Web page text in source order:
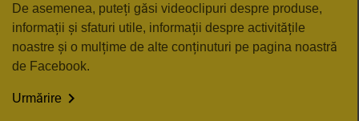
De asemenea, puteți găsi videoclipuri despre produse,
informații și sfaturi utile, informații despre activitățile
noastre și o mulțime de alte conținuturi pe pagina noastră
de Facebook.
Urmărire 